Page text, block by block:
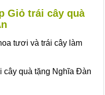
Giỏ trái cây quà
tươi và trái cây làm
cây quà tặng Nghĩa Đàn